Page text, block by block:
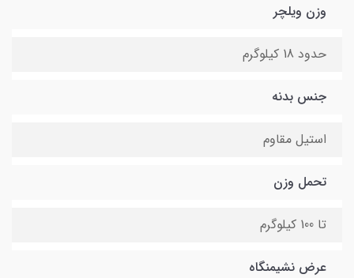
وزن ویلچر
حدود 18 کیلوگرم
جنس بدنه
استیل مقاوم
تحمل وزن
تا 100 کیلوگرم
عرض نشیمنگاه